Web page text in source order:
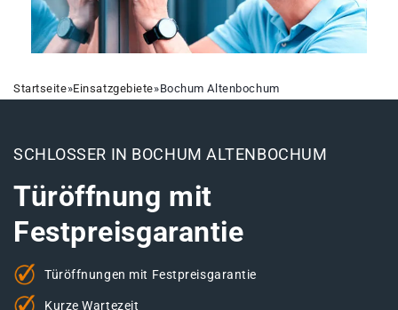
Startseite»Einsatzgebiete»Bochum Altenbochum
SCHLOSSER IN BOCHUM ALTENBOCHUM
Türöffnung mit
Festpreisgarantie
Türöffnungen mit Festpreisgarantie
Kurze Wartezeit